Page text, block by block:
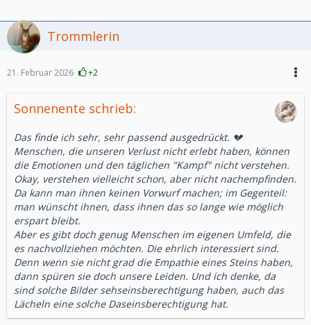
Trommlerin
21. Februar 2026 +2
Sonnenente schrieb:
Das finde ich sehr, sehr passend ausgedrückt. 💔
Menschen, die unseren Verlust nicht erlebt haben, können
die Emotionen und den täglichen "Kampf" nicht verstehen.
Okay, verstehen vielleicht schon, aber nicht nachempfinden.
Da kann man ihnen keinen Vorwurf machen; im Gegenteil:
man wünscht ihnen, dass ihnen das so lange wie möglich
erspart bleibt.
Aber es gibt doch genug Menschen im eigenen Umfeld, die
es nachvollziehen möchten. Die ehrlich interessiert sind.
Denn wenn sie nicht grad die Empathie eines Steins haben,
dann spüren sie doch unsere Leiden. Und ich denke, da
sind solche Bilder sehseinsberechtigung haben, auch das
Lächeln eine solche Daseinsberechtigung hat.